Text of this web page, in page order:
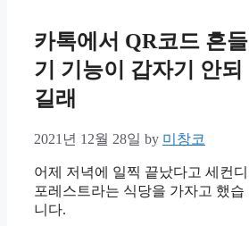
카톡에서 QR코드 흔들
기 기능이 갑자기 안되
길래
2021년 12월 28일 by 미창코
어제 저녁에 일찍 끝났다고 세컨디
포레스트라는 식당을 가자고 했습
니다.